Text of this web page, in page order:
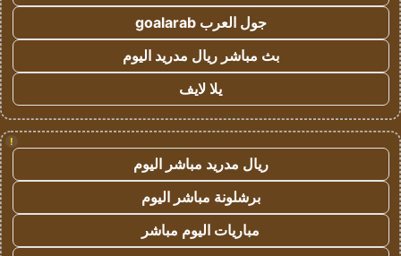
جول العرب goalarab
بث مباشر ريال مدريد اليوم
يلا لايف
!
ريال مدريد مباشر اليوم
برشلونة مباشر اليوم
مباريات اليوم مباشر